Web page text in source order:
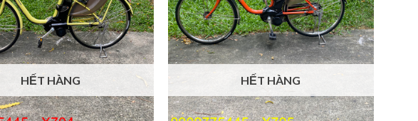
HẾT HÀNG HẾT HÀNG